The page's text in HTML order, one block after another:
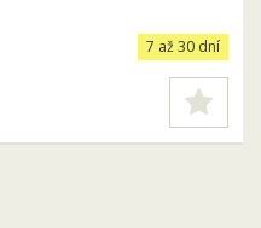
7 až 30 dní